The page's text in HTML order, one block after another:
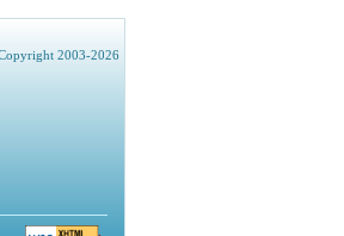
2003-2026